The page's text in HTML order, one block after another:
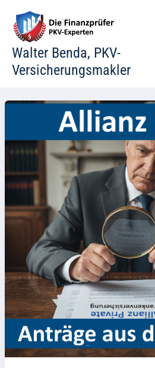
Inhalt
springen
Walter Benda, PKV-
Versicherungsmakler